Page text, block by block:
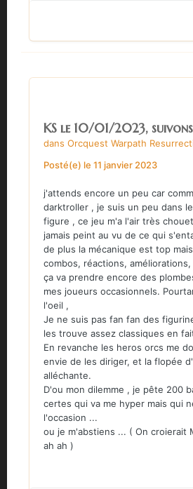
KS le 10/01/2023,
dans Orcquest Warpath
Posté(e) le 11 janvier 2023
j'attends encore un peu car
darktroller , je suis un peu dans
figure , ce jeu m'a l'air très
jamais peint au vu de ce qui
de plus la mécanique est top
combos, réactions,
ça va prendre encore des
mes joueurs occasionnels.
l'oeil ,
Je ne suis pas fan fan des
les trouve assez classiques en
En revanche les heros orcs me
envie de les diriger, et la flopée
alléchante.
D'ou mon dilemme , je pête 200
certes qui va me hyper mais qui
l'occasion ...
ou je m'abstiens ... ( On croierait
ah ah )